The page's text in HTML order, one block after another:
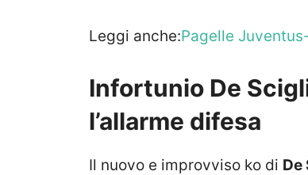
Leggi anche:Pagelle
Infortunio De
l’allarme difesa
Il nuovo e improvviso ko di De